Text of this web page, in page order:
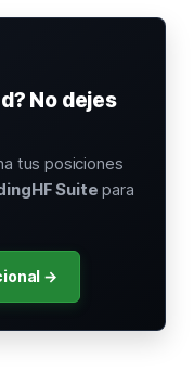
No dejes
tus posiciones
Suite para
→